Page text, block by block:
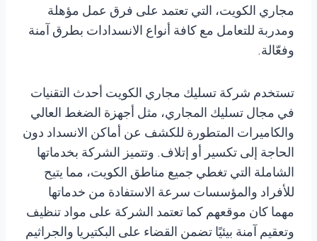
مجاري الكويت، التي تعتمد على فرق عمل مؤهلة
ومدربة للتعامل مع كافة أنواع الانسدادات بطرق آمنة
وفعّالة.
تستخدم شركة تسليك مجاري الكويت أحدث التقنيات
في مجال تسليك المجاري، مثل أجهزة الضغط العالي
والكاميرات المتطورة للكشف عن أماكن الانسداد دون
الحاجة إلى تكسير أو إتلاف. وتتميز الشركة بخدماتها
الشاملة التي تغطي جميع مناطق الكويت، مما يتيح
للأفراد والمؤسسات سرعة الاستفادة من خدماتها
مهما كان موقعهم كما تعتمد الشركة على مواد تنظيف
وتعقيم آمنة بيئيًا تضمن القضاء على البكتيريا والجراثيم